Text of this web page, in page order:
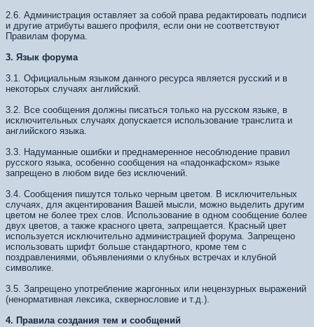
2.6. Администрация оставляет за собой права редактировать подписи
и другие атрибуты вашего профиля, если они не соответствуют
Правилам форума.
3. Язык форума
3.1. Официальным языком данного ресурса является русский и в
некоторых случаях английский.
3.2. Все сообщения должны писаться только на русском языке, в
исключительных случаях допускается использование транслита и
английского языка.
3.3. Надуманные ошибки и преднамеренное несоблюдение правил
русского языка, особенно сообщения на «падонкафском» языке
запрещено в любом виде без исключений.
3.4. Сообщения пишутся только черным цветом. В исключительных
случаях, для акцентирования Вашей мысли, можно выделить другим
цветом не более трех слов. Использование в одном сообщение более
двух цветов, а также красного цвета, запрещается. Красный цвет
используется исключительно администрацией форума. Запрещено
использовать шрифт больше стандартного, кроме тем с
поздравлениями, объявлениями о клубных встречах и клубной
символике.
3.5. Запрещено употребление жаргонных или нецензурных выражений
(ненормативная лексика, сквернословие и т.д.).
4. Правила создания тем и сообщений